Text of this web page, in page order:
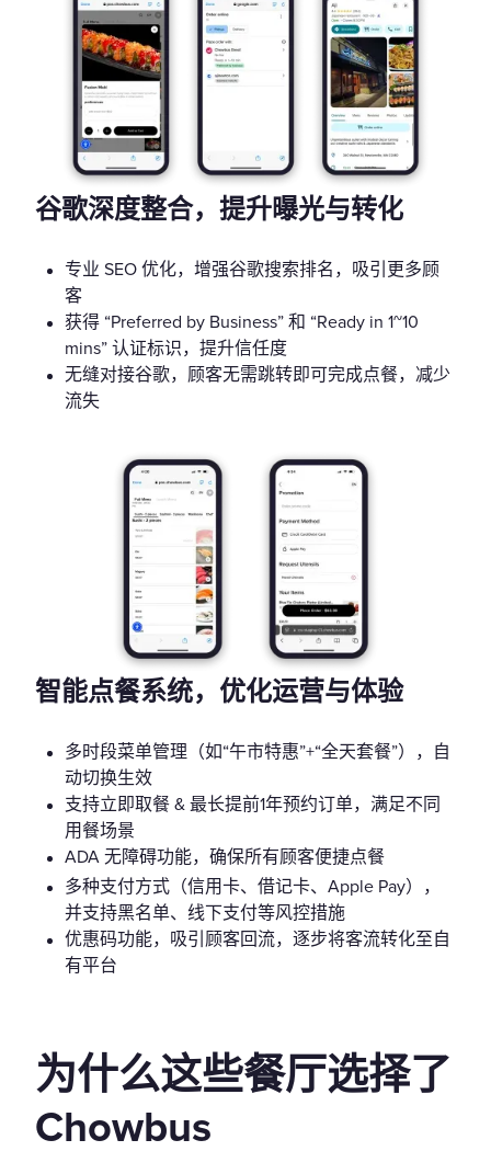
谷歌深度整合，提升曝光与转化
专业 SEO 优化，增强谷歌搜索排名，吸引更多顾
客
获得 “Preferred by Business” 和 “Ready in 1~10
mins” 认证标识，提升信任度
无缝对接谷歌，顾客无需跳转即可完成点餐，减少
流失
智能点餐系统，优化运营与体验
多时段菜单管理（如“午市特惠”+“全天套餐”），自
动切换生效
支持立即取餐 & 最长提前1年预约订单，满足不同
用餐场景
ADA 无障碍功能，确保所有顾客便捷点餐
多种支付方式（信用卡、借记卡、Apple Pay），
并支持黑名单、线下支付等风控措施
优惠码功能，吸引顾客回流，逐步将客流转化至自
有平台
为什么这些餐厅选择了
Chowbus